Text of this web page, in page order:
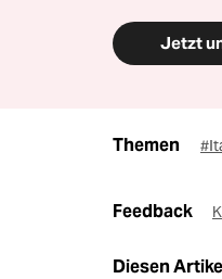
Jetzt
Themen
Feedback
Diesen